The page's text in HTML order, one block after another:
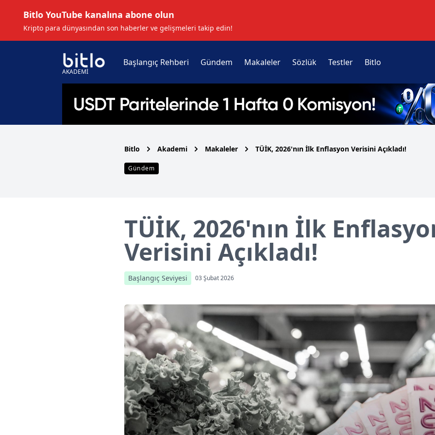
Bitlo YouTube kanalına abone olun
Kripto para dünyasından son haberler ve gelişmeleri takip edin!
AKADEMİ
Başlangıç Rehberi Gündem Makaleler Sözlük Testler Bitlo
Bitlo Akademi Makaleler TÜİK, 2026'nın İlk Enflasyon Verisini Açıkladı!
Gündem
TÜİK, 2026'nın İlk
Verisini Açıkladı!
Başlangıç Seviyesi 03 Şubat 2026